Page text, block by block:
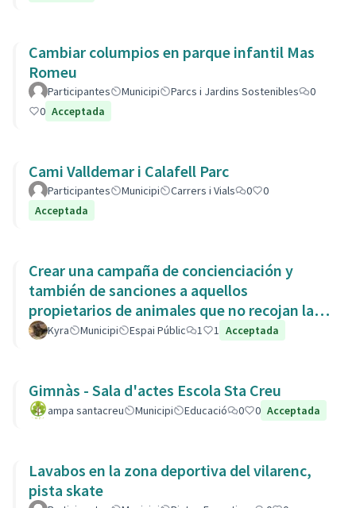
Cambiar columpios en parque infantil Mas
Romeu
Participantes Municipi Parcs i Jardins Sostenibles
0
0 Acceptada
Cami Valldemar i Calafell Parc
Participantes Municipi Carrers i Vials 0
0
Acceptada
Crear una campaña de concienciación y
también de sanciones a aquellos
propietarios de animales que no recojan las
heces de las aceras. Es responsabili
Kyra Municipi Espai Públic 1 1 Acceptada
Gimnàs - Sala d'actes Escola Sta Creu
ampa santacreu Municipi Educació 0 0 Acceptada
Lavabos en la zona deportiva del vilarenc,
pista skate